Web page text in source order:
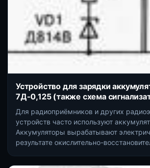
Устройство для зарядки
7Д-0,125 (также схема
Для радиоприёмников и других
устройств часто используют
Аккумуляторы вырабатывают
результате окислительно-